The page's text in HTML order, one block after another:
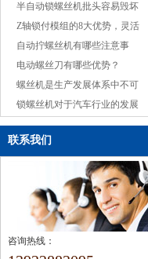
半自动锁螺丝机批头容易毁坏
的原因
Z轴锁付模组的8大优势，灵活
适应多种产品
自动拧螺丝机有哪些注意事
项？
电动螺丝刀有哪些优势？
螺丝机是生产发展体系中不可
或缺的机械设备
锁螺丝机对于汽车行业的发展
联系我们
咨询热线：